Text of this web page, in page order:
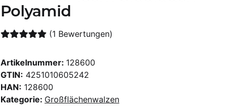
Polyamid
(1 Bewertungen)
Artikelnummer: 128600
GTIN: 4251010605242
HAN: 128600
Kategorie: Großflächenwalzen